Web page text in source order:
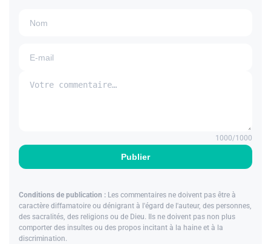
Publier
1000/1000
Conditions de publication : Les commentaires ne doivent pas être à
caractère diffamatoire ou dénigrant à l'égard de l'auteur, des personnes,
des sacralités, des religions ou de Dieu. Ils ne doivent pas non plus
comporter des insultes ou des propos incitant à la haine et à la
discrimination.